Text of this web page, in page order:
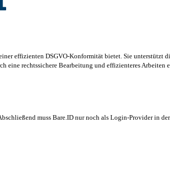
effizienten DSGVO-Konformität bietet. Sie unterstützt
eine rechtssichere Bearbeitung und effizienteres Arbeiten
muss Bare.ID nur noch als Login-Provider in